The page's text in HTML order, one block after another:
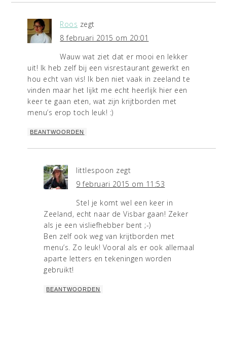
Roos zegt
8 februari 2015 om 20:01
Wauw wat ziet dat er mooi en lekker
uit! Ik heb zelf bij een visrestaurant gewerkt en
hou echt van vis! Ik ben niet vaak in zeeland te
vinden maar het lijkt me echt heerlijk hier een
keer te gaan eten, wat zijn krijtborden met
menu’s erop toch leuk! :)
BEANTWOORDEN
littlespoon zegt
9 februari 2015 om 11:53
Stel je komt wel een keer in
Zeeland, echt naar de Visbar gaan! Zeker
als je een visliefhebber bent ;-)
Ben zelf ook weg van krijtborden met
menu’s. Zo leuk! Vooral als er ook allemaal
aparte letters en tekeningen worden
gebruikt!
BEANTWOORDEN